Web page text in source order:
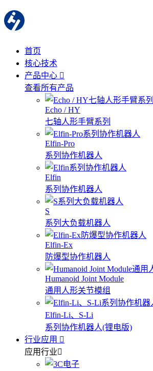
首页
核心技术
产品中心
查看所有产品
Echo / HY
七轴人形手臂系列
Elfin-Pro
系列协作机器人
Elfin
系列协作机器人
S
系列大负载机器人
Elfin-Ex
防爆型协作机器人
Humanoid Joint Module
通用人形关节模组
Elfin-Li、S-Li
系列协作机器人(锂电版)
行业应用
应用行业